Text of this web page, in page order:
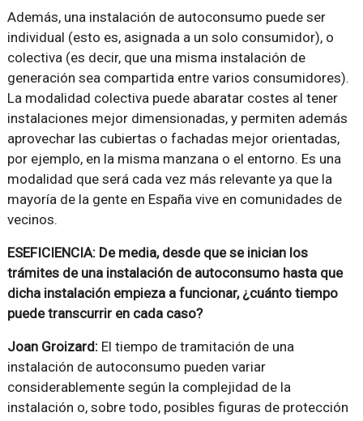
Además, una instalación de autoconsumo puede ser
individual (esto es, asignada a un solo consumidor), o
colectiva (es decir, que una misma instalación de
generación sea compartida entre varios consumidores).
La modalidad colectiva puede abaratar costes al tener
instalaciones mejor dimensionadas, y permiten además
aprovechar las cubiertas o fachadas mejor orientadas,
por ejemplo, en la misma manzana o el entorno. Es una
modalidad que será cada vez más relevante ya que la
mayoría de la gente en España vive en comunidades de
vecinos.
ESEFICIENCIA: De media, desde que se inician los
trámites de una instalación de autoconsumo hasta que
dicha instalación empieza a funcionar, ¿cuánto tiempo
puede transcurrir en cada caso?
Joan Groizard:El tiempo de tramitación de una
instalación de autoconsumo pueden variar
considerablemente según la complejidad de la
instalación o, sobre todo, posibles figuras de protección